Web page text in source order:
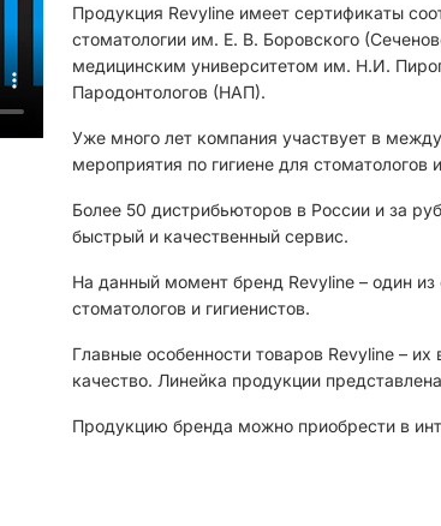
Продукция Revyline имеет сертификаты
стоматологии им. Е. В. Боровского
медицинским университетом им. Н.И.
Пародонтологов (НАП).
Уже много лет компания участвует в
мероприятия по гигиене для
Более 50 дистрибьюторов в России и за
быстрый и качественный сервис.
На данный момент бренд Revyline – один
стоматологов и гигиенистов.
Главные особенности товаров Revyline –
качество. Линейка продукции
Продукцию бренда можно приобрести в